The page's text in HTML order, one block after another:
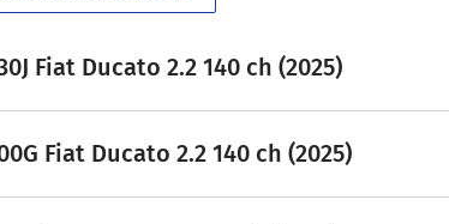
Fiat Ducato 2.2 140 ch (2025)
Fiat Ducato 2.2 140 ch (2025)